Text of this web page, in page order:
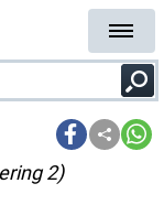
2)